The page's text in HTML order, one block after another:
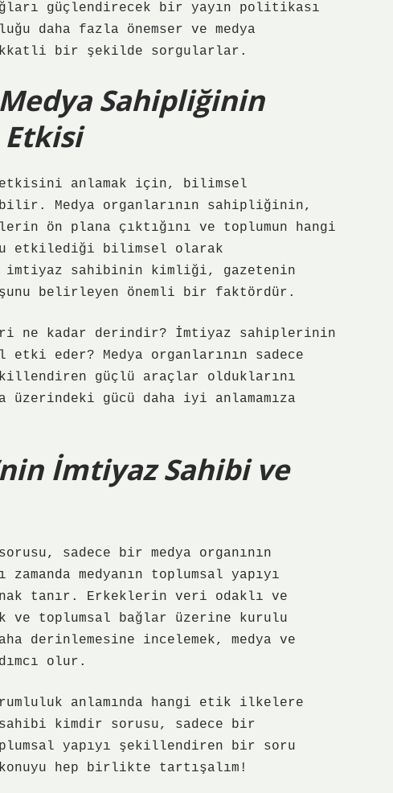
güçlendirecek bir yayın politikası
daha fazla önemser ve medya
bir şekilde sorgularlar.
Sahipliğinin
etkisini anlamak için, bilimsel
Medya organlarının sahipliğinin,
ön plana çıktığını ve toplumun hangi
etkilediği bilimsel olarak
imtiyaz sahibinin kimliği, gazetenin
belirleyen önemli bir faktördür.
ne kadar derindir? İmtiyaz sahiplerinin
eder? Medya organlarının sadece
güçlü araçlar olduklarını
üzerindeki gücü daha iyi anlamamıza
İmtiyaz Sahibi ve
sadece bir medya organının
medyanın toplumsal yapıyı
tanır. Erkeklerin veri odaklı ve
ve toplumsal bağlar üzerine kurulu
derinlemesine incelemek, medya ve
olur.
anlamında hangi etik ilkelere
sahibi kimdir sorusu, sadece bir
yapıyı şekillendiren bir soru
hep birlikte tartışalım!